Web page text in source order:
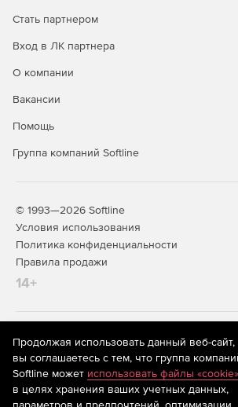
Стать партнером
Вход в ЛК партнера
О компании
Вакансии
Помощь
Группа компаний Softline
© 1993—2026 Softline
Условия использования
Политика конфиденциальности
Правила продажи
14+
На информационном ресурсе
рекомендательные технологии
предоставления информации на основе
систематизации и анализа сведений,
предпочтениям пользователей сети
находящихся на территории Российской
Продолжая использовать данный веб-сайт,
вы соглашаетесь с тем, что группа
Softline может использовать файлы «cookie»
в целях хранения ваших учетных данных,